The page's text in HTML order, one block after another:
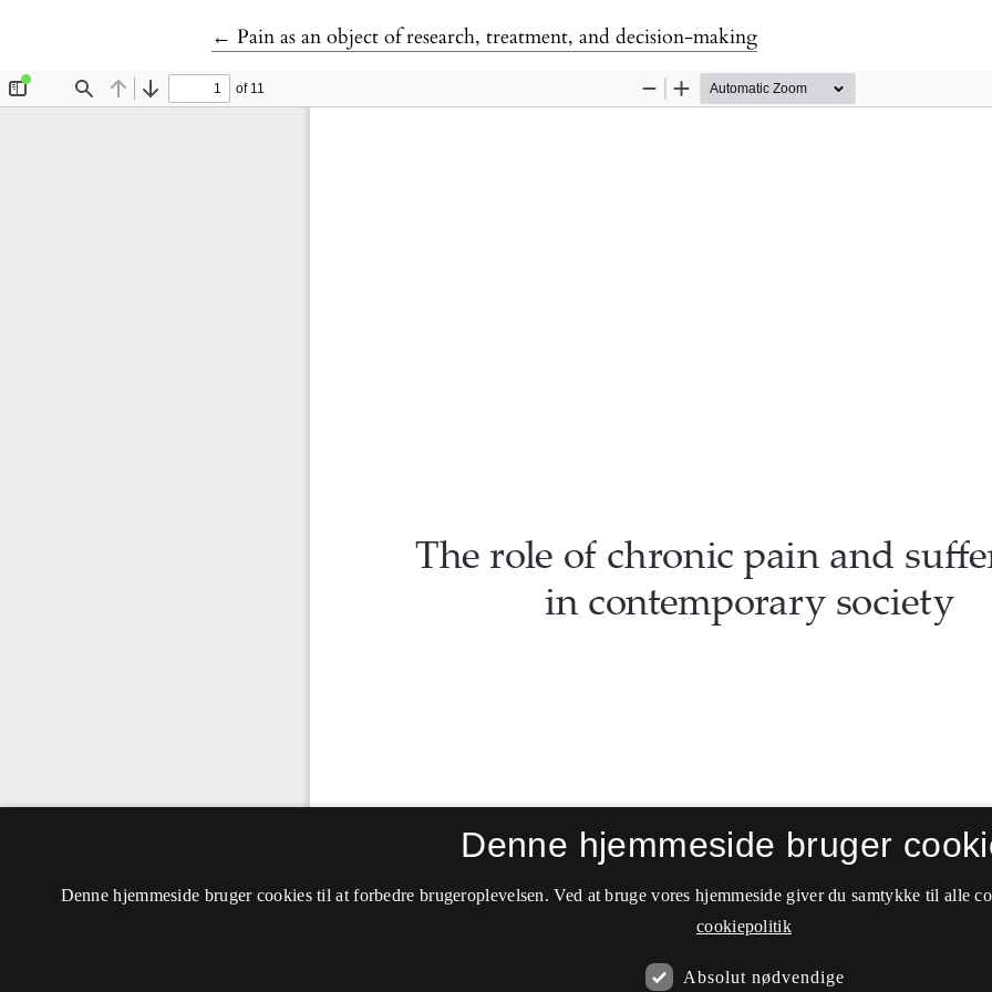
← Tilbage til artikeldetaljer
Pain as an object of research, treatment, and decision-making
Denne hjemmeside bruger
Denne hjemmeside bruger cookies til at forbedre brugeroplevelsen. Ved at bruge vores hjemmeside giver du samtykke til alle
cookiepolitik
Absolut nødvendige